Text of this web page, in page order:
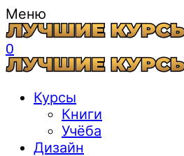
Меню
0
Курсы
Книги
Учёба
Дизайн